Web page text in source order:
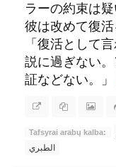
ラーの約束は
彼は改めて復活
「復活として
説に過ぎない
証などない。」
Tafsyrai arabų kalba:
الطبري